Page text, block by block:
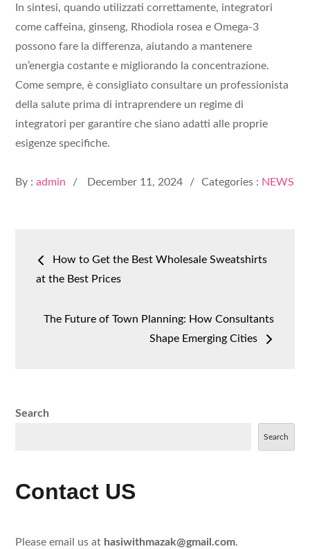
In sintesi, quando utilizzati correttamente, integratori
come caffeina, ginseng, Rhodiola rosea e Omega-3
possono fare la differenza, aiutando a mantenere
un’energia costante e migliorando la concentrazione.
Come sempre, è consigliato consultare un professionista
della salute prima di intraprendere un regime di
integratori per garantire che siano adatti alle proprie
esigenze specifiche.
By :admin
Posted
December 11, 2024 Categories : NEWS
navigation
How to Get the Best Wholesale Sweatshirts
at the Best Prices
The Future of Town Planning: How Consultants
Shape Emerging Cities
Search
Search
Contact US
Please email us at hasiwithmazak@gmail.com.